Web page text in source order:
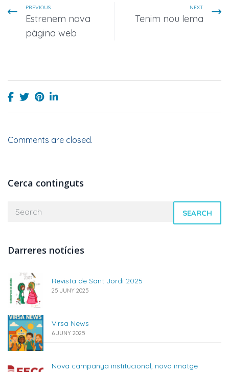
PREVIOUS
Estrenem nova
pàgina web
NEXT
Tenim nou lema
Comments are closed.
Cerca continguts
SEARCH
Darreres notícies
Revista de Sant Jordi 2025
25 JUNY 2025
Virsa News
6 JUNY 2025
Nova campanya institucional, nova imatge